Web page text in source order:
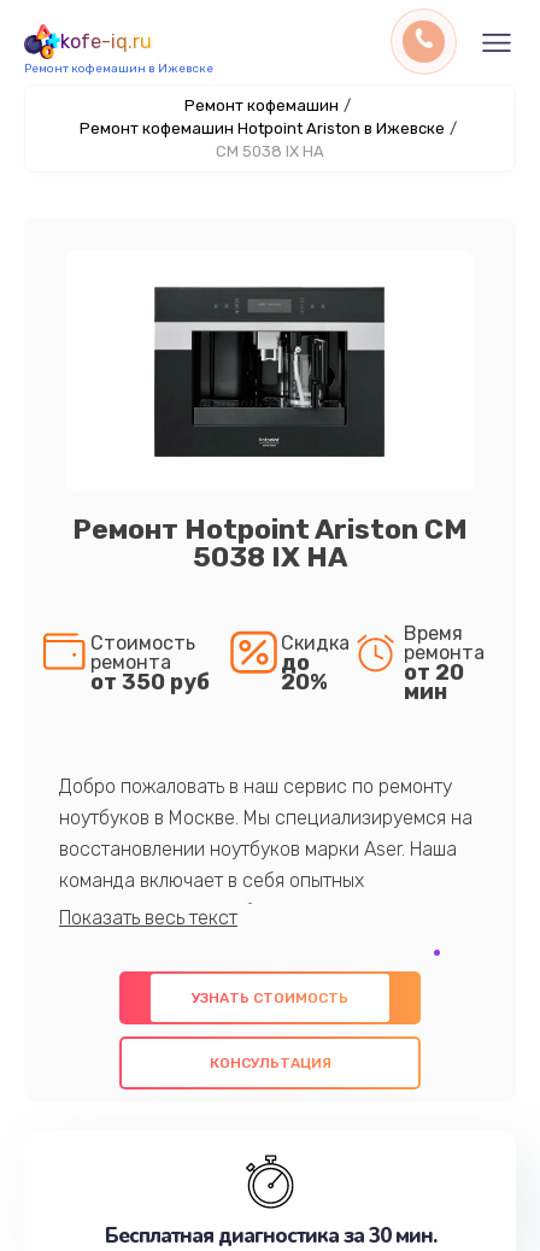
kofe-iq.ru
Ремонт кофемашин в Ижевске
Ремонт кофемашин /
Ремонт кофемашин Hotpoint Ariston в Ижевске /
CM 5038 IX HA
Ремонт Hotpoint Ariston CM
5038 IX HA
Стоимость
ремонта
от 350 руб
Скидка
до
20%
Время
ремонта
от 20
мин
Добро пожаловать в наш сервис по ремонту
ноутбуков в Москве. Мы специализируемся на
восстановлении ноутбуков марки Aser. Наша
команда включает в себя опытных
профессионалов с обширными знаниями и
предлагаем быстрый и качественный ремонт с
использованием оригинальных компонентов, а
также гарантируем качество всех
проведенных работ. Наша цель - предоставить
наилучшим образом. Не медлите записаться на
УЗНАТЬ СТОИМОСТЬ
КОНСУЛЬТАЦИЯ
Бесплатная диагностика за 30 мин.